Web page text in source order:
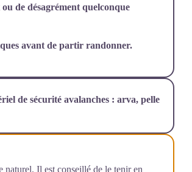
de désagrément quelconque
avant de partir randonner.
de sécurité avalanches : arva, pelle
naturel. Il est conseillé de le tenir en